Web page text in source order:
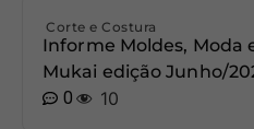
Corte e Costura
Informe Moldes, Moda
Mukai edição Junho/
0
10